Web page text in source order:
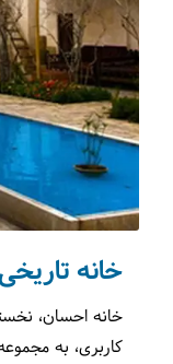
خانه
خانه احسان،
کاربری، به